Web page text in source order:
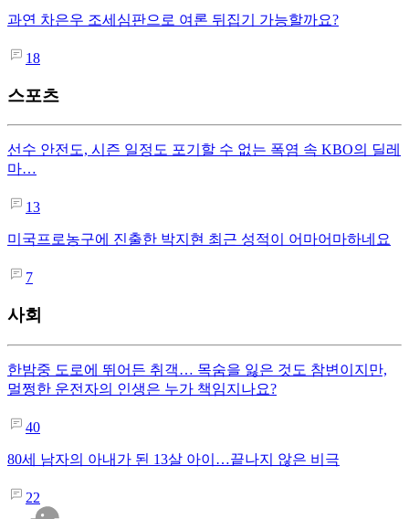
과연 차은우 조세심판으로 여론 뒤집기 가능할까요?
18
스포츠
선수 안전도, 시즌 일정도 포기할 수 없는 폭염 속 KBO의 딜레
마…
13
미국프로농구에 진출한 박지현 최근 성적이 어마어마하네요
7
사회
한밤중 도로에 뛰어든 취객… 목숨을 잃은 것도 참변이지만,
멀쩡한 운전자의 인생은 누가 책임지나요?
40
80세 남자의 아내가 된 13살 아이…끝나지 않은 비극
22